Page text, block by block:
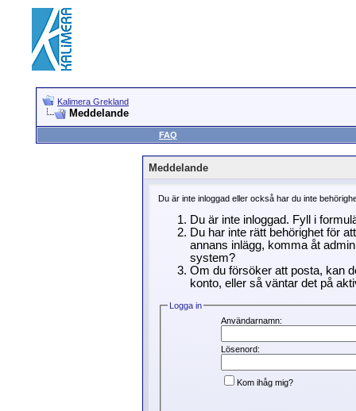
Kalimera Grekland
Meddelande
FAQ
Meddelande
Du är inte inloggad eller också har du inte
Du är inte inloggad. Fyll i
Du har inte rätt behörighet för
annans inlägg, komma åt
system?
Om du försöker att posta, kan
konto, eller så väntar det på
Logga in
Användarnamn:
Lösenord:
Kom ihåg mig?